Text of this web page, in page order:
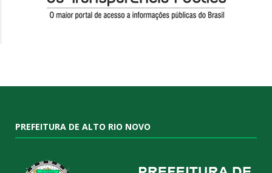
PREFEITURA DE ALTO RIO NOVO